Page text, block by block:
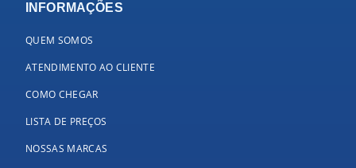
INFORMAÇÕES
QUEM SOMOS
ATENDIMENTO AO CLIENTE
COMO CHEGAR
LISTA DE PREÇOS
NOSSAS MARCAS